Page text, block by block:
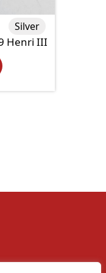
Henri III
Silver